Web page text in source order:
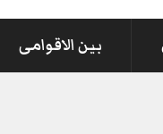
بین الاقوامی